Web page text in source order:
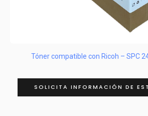
Tóner compatible con Ricoh – SPC
SOLICITA INFORMACIÓN DE